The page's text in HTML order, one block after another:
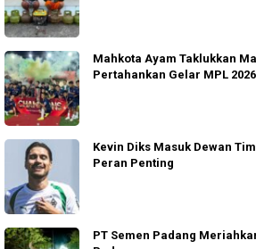
Mahkota Ayam Taklukkan
Pertahankan Gelar MPL 2026
Kevin Diks Masuk Dewan
Peran Penting
PT Semen Padang